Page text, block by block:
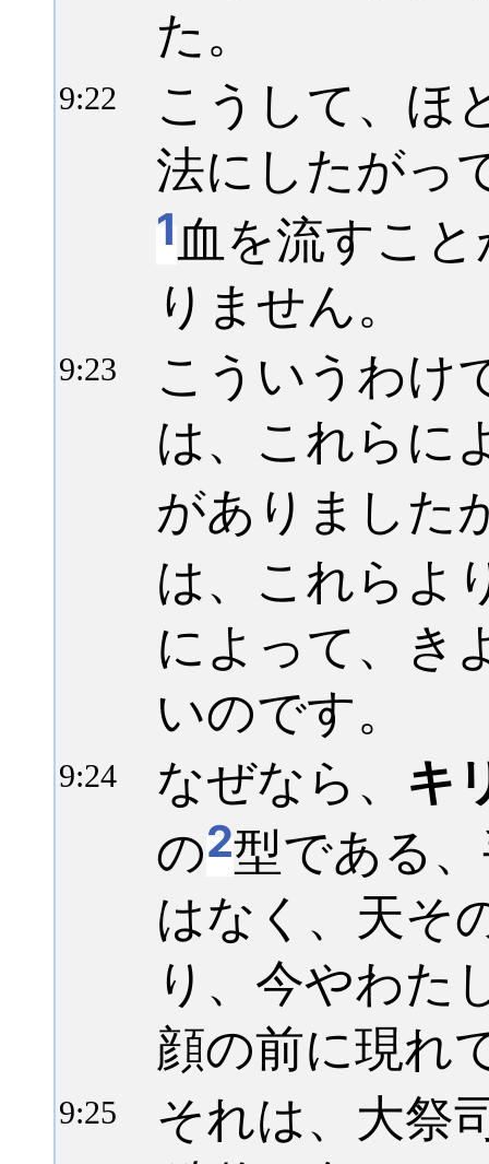
た。
9:22
こうして、ほ
法にしたがっ
1 血を流すこ
りません。
9:23
こういうわけ
は、これらに
がありました
は、これらよ
によって、き
いのです。
9:24 なぜなら、 キ
の2型である
はなく、天そ
り、今やわた
顔の前に現れ
9:25
それは、大祭